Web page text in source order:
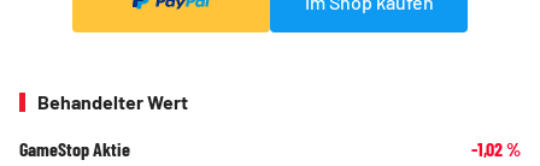
Behandelter Wert
GameStop Aktie -1,02%